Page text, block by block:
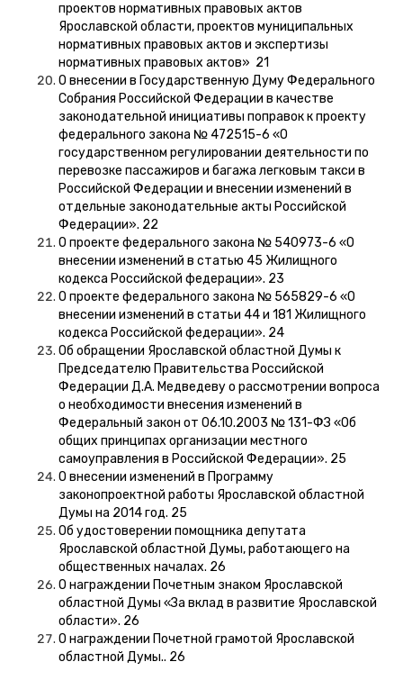
проектов нормативных правовых актов
Ярославской области, проектов муниципальных
нормативных правовых актов и экспертизы
нормативных правовых актов» 21
О внесении в Государственную Думу Федерального
Собрания Российской Федерации в качестве
законодательной инициативы поправок к проекту
федерального закона № 472515-6 «О
государственном регулировании деятельности по
перевозке пассажиров и багажа легковым такси в
Российской Федерации и внесении изменений в
отдельные законодательные акты Российской
Федерации». 22
О проекте федерального закона № 540973-6 «О
внесении изменений в статью 45 Жилищного
кодекса Российской федерации». 23
О проекте федерального закона № 565829-6 «О
внесении изменений в статьи 44 и 181 Жилищного
кодекса Российской федерации». 24
Об обращении Ярославской областной Думы к
Председателю Правительства Российской
Федерации Д.А. Медведеву о рассмотрении вопроса
о необходимости внесения изменений в
Федеральный закон от 06.10.2003 № 131-ФЗ «Об
общих принципах организации местного
самоуправления в Российской Федерации». 25
О внесении изменений в Программу
законопроектной работы Ярославской областной
Думы на 2014 год. 25
Об удостоверении помощника депутата
Ярославской областной Думы, работающего на
общественных началах. 26
О награждении Почетным знаком Ярославской
областной Думы «За вклад в развитие Ярославской
области». 26
О награждении Почетной грамотой Ярославской
областной Думы.. 26